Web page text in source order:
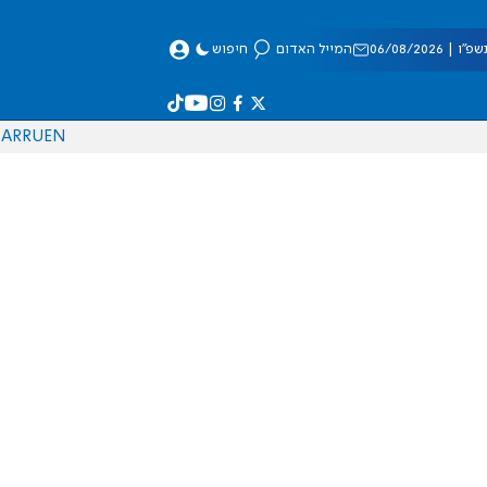
08/2026 המייל האדום חיפוש
EN
RU
AR